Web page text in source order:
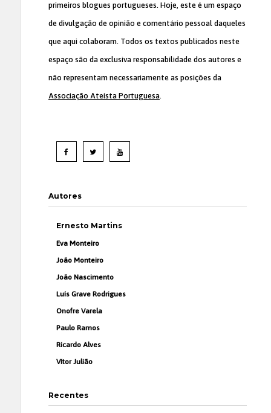
primeiros blogues portugueses. Hoje, este é um espaço
de divulgação de opinião e comentário pessoal daqueles
que aqui colaboram. Todos os textos publicados neste
espaço são da exclusiva responsabilidade dos autores e
não representam necessariamente as posições da
Associação Ateísta Portuguesa.
Autores
Ernesto Martins
Eva Monteiro
João Monteiro
João Nascimento
Luís Grave Rodrigues
Onofre Varela
Paulo Ramos
Ricardo Alves
Vítor Julião
Recentes